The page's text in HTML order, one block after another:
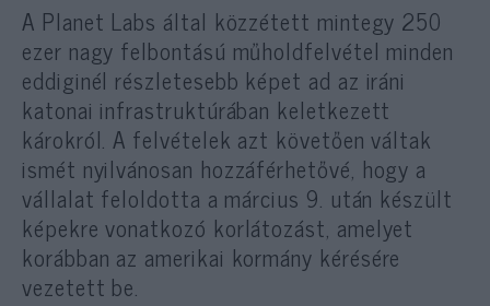
A Planet Labs által közzétett mintegy 250
ezer nagy felbontású műholdfelvétel minden
eddiginél részletesebb képet ad az iráni
katonai infrastruktúrában keletkezett
károkról. A felvételek azt követően váltak
ismét nyilvánosan hozzáférhetővé, hogy a
vállalat feloldotta a március 9. után készült
képekre vonatkozó korlátozást, amelyet
korábban az amerikai kormány kérésére
vezetett be.